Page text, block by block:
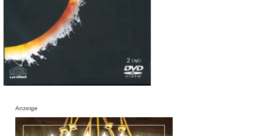
Anzeige